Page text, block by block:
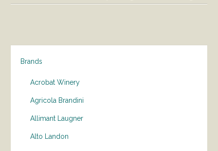
Brands
Acrobat Winery
Agricola Brandini
Allimant Laugner
Alto Landon